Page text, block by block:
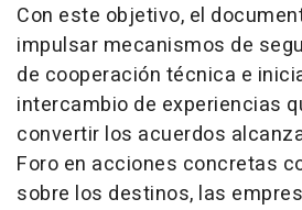
Con este objetivo, el
impulsar mecanismos de
de cooperación técnica e
intercambio de experiencias
convertir los acuerdos
Foro en acciones concretas
sobre los destinos, las